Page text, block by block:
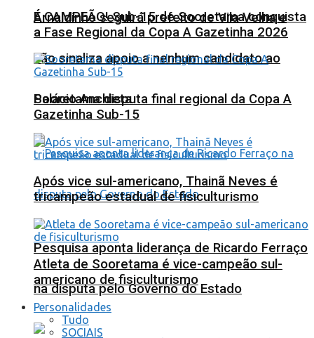
Arnaldinho seguirá prefeito de Vila Velha e
não sinaliza apoio a nenhum candidato ao
Palácio Anchieta
Pesquisa aponta liderança de Ricardo Ferraço
na disputa pelo Governo do Estado
É CAMPEÃO! Sub-15 de Sooretama conquista
a Fase Regional da Copa A Gazetinha 2026
Sooretama disputa final regional da Copa A
Gazetinha Sub-15
Após vice sul-americano, Thainã Neves é
tricampeão estadual de fisiculturismo
Atleta de Sooretama é vice-campeão sul-
americano de fisiculturismo
Personalidades
Tudo
SOCIAIS